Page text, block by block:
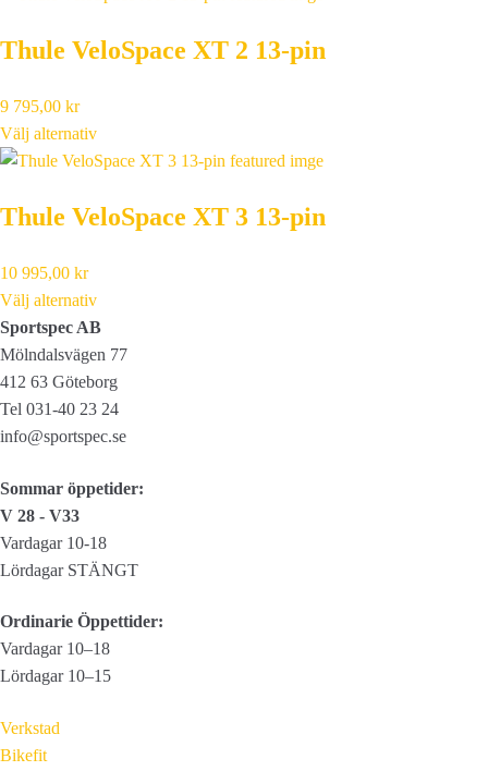
Thule VeloSpace XT 2 13-pin
9 795,00 kr
Välj alternativ
Thule VeloSpace XT 3 13-pin
10 995,00 kr
Välj alternativ
Sportspec AB
Mölndalsvägen 77
412 63 Göteborg
Tel 031-40 23 24
info@sportspec.se
Sommar öppetider:
V 28 - V33
Vardagar 10-18
Lördagar STÄNGT
Ordinarie Öppettider:
Vardagar 10–18
Lördagar 10–15
Verkstad
Bikefit